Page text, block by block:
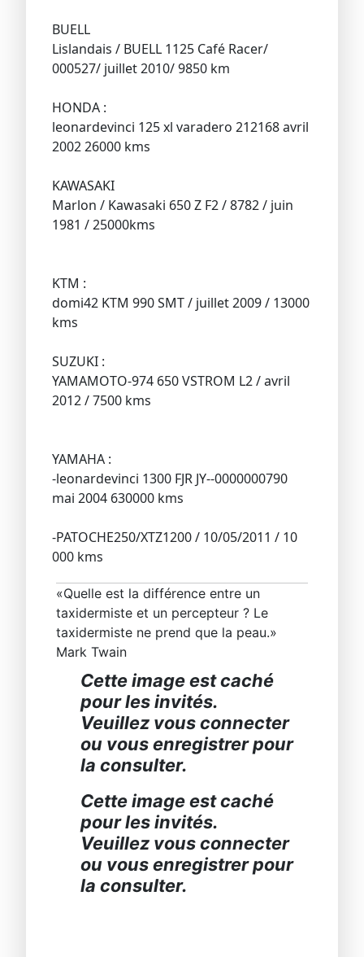
BUELL
Lislandais / BUELL 1125 Café Racer/
000527/ juillet 2010/ 9850 km
HONDA :
leonardevinci 125 xl varadero 212168 avril
2002 26000 kms
KAWASAKI
Marlon / Kawasaki 650 Z F2 / 8782 / juin
1981 / 25000kms
KTM :
domi42 KTM 990 SMT / juillet 2009 / 13000
kms
SUZUKI :
YAMAMOTO-974 650 VSTROM L2 / avril
2012 / 7500 kms
YAMAHA :
-leonardevinci 1300 FJR JY--0000000790
mai 2004 630000 kms
-PATOCHE250/XTZ1200 / 10/05/2011 / 10
000 kms
«Quelle est la différence entre un
taxidermiste et un percepteur ? Le
taxidermiste ne prend que la peau.»
Mark Twain
Cette image est caché
pour les invités.
Veuillez vous connecter
ou vous enregistrer pour
la consulter.
Cette image est caché
pour les invités.
Veuillez vous connecter
ou vous enregistrer pour
la consulter.